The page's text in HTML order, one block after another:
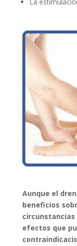
Aunque el
beneficios
circunstancias
efectos que